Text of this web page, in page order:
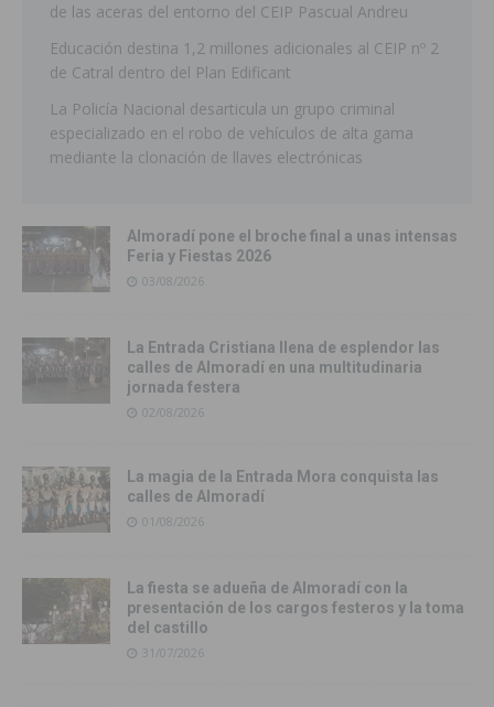
de las aceras del entorno del CEIP Pascual Andreu
Educación destina 1,2 millones adicionales al CEIP nº 2
de Catral dentro del Plan Edificant
La Policía Nacional desarticula un grupo criminal
especializado en el robo de vehículos de alta gama
mediante la clonación de llaves electrónicas
Almoradí pone el broche final a unas intensas
Feria y Fiestas 2026
03/08/2026
La Entrada Cristiana llena de esplendor las
calles de Almoradí en una multitudinaria
jornada festera
02/08/2026
La magia de la Entrada Mora conquista las
calles de Almoradí
01/08/2026
La fiesta se adueña de Almoradí con la
presentación de los cargos festeros y la toma
del castillo
31/07/2026